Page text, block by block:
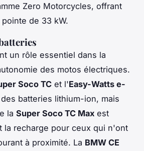
Zero Motorcycles, offrant
de 33 kW.
un rôle essentiel dans la
des motos électriques.
Soco TC et l'Easy-Watts e-
batteries lithium-ion, mais
la Super Soco TC Max est
la recharge pour ceux qui n'ont
à proximité. La BMW CE